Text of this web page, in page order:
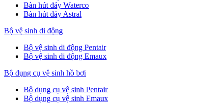
Bàn hút đáy Waterco
Bàn hút đáy Astral
Bộ vệ sinh di động
Bộ vệ sinh di động Pentair
Bộ vệ sinh di động Emaux
Bộ dụng cụ vệ sinh hồ bơi
Bộ dụng cụ vệ sinh Pentair
Bộ dụng cụ vệ sinh Emaux